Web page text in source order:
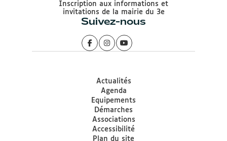
Inscription aux informations et
invitations de la mairie du 3e
Suivez-nous
Actualités
Agenda
Equipements
Démarches
Associations
Accessibilité
Plan du site